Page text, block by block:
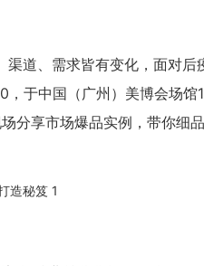
道、需求皆有变化，面对后
于中国（广州）美博会场馆
分享市场爆品实例，带你细